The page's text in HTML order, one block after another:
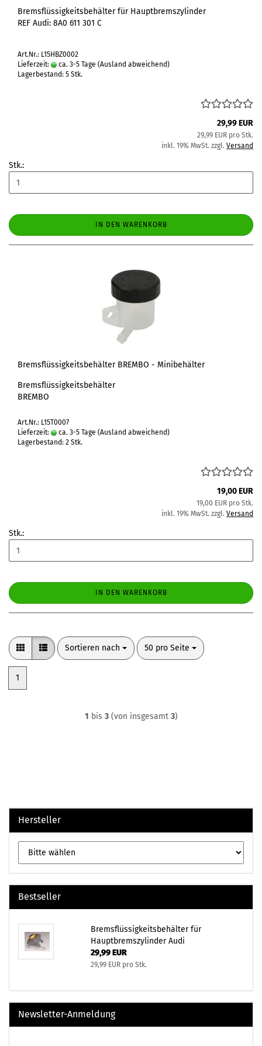
Bremsflüssigkeitsbehälter für Hauptbremszylinder
REF Audi: 8A0 611 301 C
Art.Nr.: L15HBZ0002
Lieferzeit:
ca. 3-5 Tage (Ausland abweichend)
Lagerbestand: 5 Stk.
29,99 EUR
29,99 EUR pro Stk.
inkl. 19% MwSt. zzgl. Versand
Stk.:
IN DEN WARENKORB
Bremsflüssigkeitsbehälter BREMBO - Minibehälter
Bremsflüssigkeitsbehälter
BREMBO
Art.Nr.: L15T0007
Lieferzeit:
ca. 3-5 Tage (Ausland abweichend)
Lagerbestand: 2 Stk.
19,00 EUR
19,00 EUR pro Stk.
inkl. 19% MwSt. zzgl. Versand
Stk.:
IN DEN WARENKORB
Sortieren nach
Sortieren nach 50 pro Seite
pro Seite
1
1 bis 3(von insgesamt 3)
Hersteller
Bestseller
Bremsflüssigkeitsbehälter für
Hauptbremszylinder Audi
29,99 EUR
29,99 EUR pro Stk.
Newsletter-Anmeldung